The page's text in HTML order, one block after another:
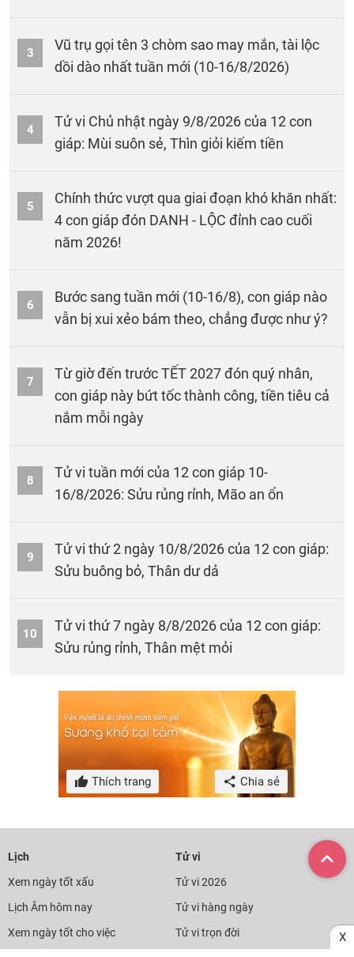
3
Vũ trụ gọi tên 3 chòm sao may mắn, tài lộc
dồi dào nhất tuần mới (10-16/8/2026)
4
Tử vi Chủ nhật ngày 9/8/2026 của 12 con
giáp: Mùi suôn sẻ, Thìn giỏi kiếm tiền
5
Chính thức vượt qua giai đoạn khó khăn nhất:
4 con giáp đón DANH - LỘC đỉnh cao cuối
năm 2026!
6
Bước sang tuần mới (10-16/8), con giáp nào
vẫn bị xui xẻo bám theo, chẳng được như ý?
7
Từ giờ đến trước TẾT 2027 đón quý nhân,
con giáp này bứt tốc thành công, tiền tiêu cả
nắm mỗi ngày
8
Tử vi tuần mới của 12 con giáp 10-
16/8/2026: Sửu rủng rỉnh, Mão an ổn
9
Tử vi thứ 2 ngày 10/8/2026 của 12 con giáp:
Sửu buông bỏ, Thân dư dả
10
Tử vi thứ 7 ngày 8/8/2026 của 12 con giáp:
Sửu rủng rỉnh, Thân mệt mỏi
Thích trang Chia sẻ
Lịch
Xem ngày tốt xấu
Lịch Âm hôm nay
Xem ngày tốt cho việc
Tử vi
Tử vi 2026
Tử vi hàng ngày
Tử vi trọn đời
X